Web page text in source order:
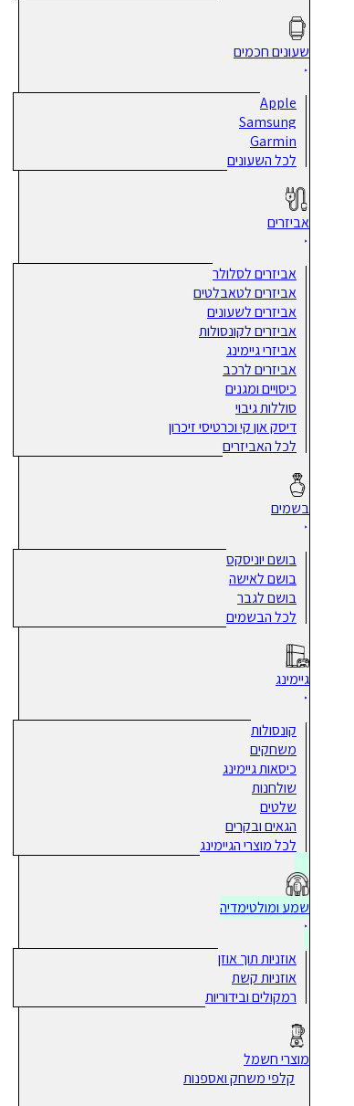
שעונים חכמים
Apple
Samsung
Garmin
לכל השעונים
אביזרים
אביזרים לסלולר
אביזרים לטאבלטים
אביזרים לשעונים
אביזרים לקונסולות
אביזרי גיימינג
אביזרים לרכב
כיסויים ומגנים
סוללות גיבוי
דיסק און קי וכרטיסי זיכרון
לכל האביזרים
בשמים
בושם יוניסקס
בושם לאישה
בושם לגבר
לכל הבשמים
גיימינג
קונסולות
משחקים
כיסאות גיימינג
שולחנות
שלטים
הגאים ובקרים
לכל מוצרי הגיימינג
שמע ומולטימדיה
אוזניות תוך אוזן
אוזניות קשת
רמקולים ובידוריות
מוצרי חשמל
קלפי משחק ואספנות